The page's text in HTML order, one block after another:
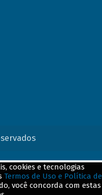
cookies e tecnologias
Termos de Uso e Política de
você concorda com estas